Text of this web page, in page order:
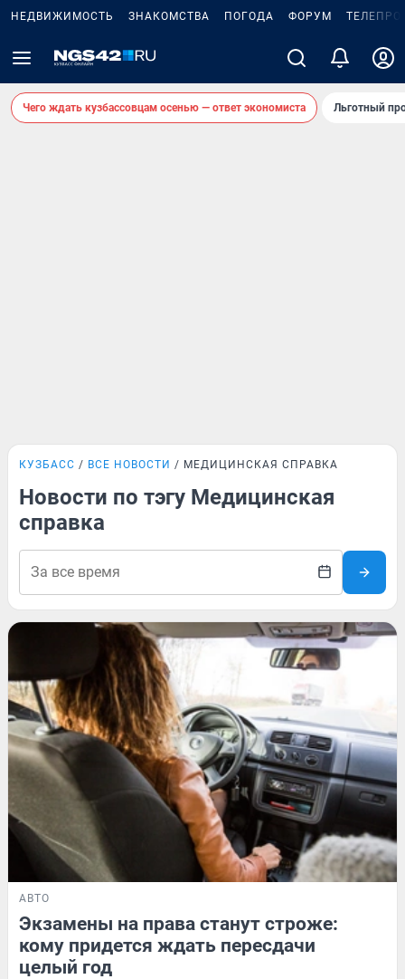
НЕДВИЖИМОСТЬ ЗНАКОМСТВА ПОГОДА ФОРУМ
Чего ждать кузбассовцам осенью — ответ экономиста Льготный
КУЗБАСС ВСЕ НОВОСТИ МЕДИЦИНСКАЯ СПРАВКА
Новости по тэгу Медицинская
справка
АВТО
Экзамены на права станут строже:
кому придется ждать пересдачи
целый год